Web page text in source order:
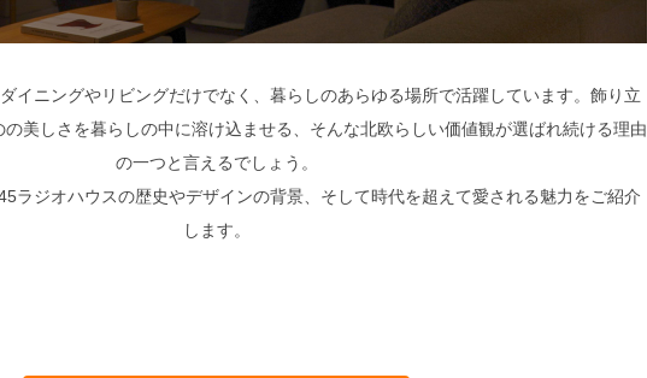
イニングやリビングだけでなく、暮らしのあらゆる場所で活躍しています。飾り立
美しさを暮らしの中に溶け込ませる、そんな北欧らしい価値観が選ばれ続ける理由
の一つと言えるでしょう。
ラジオハウスの歴史やデザインの背景、そして時代を超えて愛される魅力をご紹介
します。